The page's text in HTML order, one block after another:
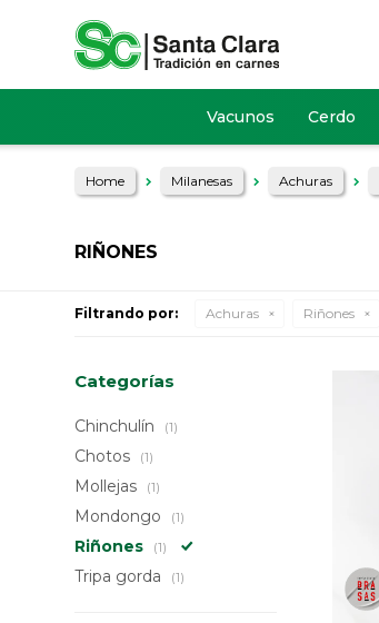
Vacunos Cerdo
Home Milanesas Achuras
RIÑONES
Filtrando por: Achuras Riñones
Categorías
Chinchulín (1)
Chotos (1)
Mollejas (1)
Mondongo (1)
Riñones (1)
Tripa gorda (1)